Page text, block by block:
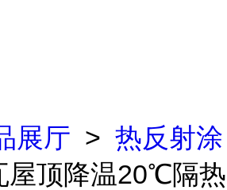
展厅 > 热反射涂
屋顶降温20℃隔热